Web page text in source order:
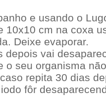
e usando o
10x10 cm na coxa
Deixe evaporar.
depois vai
o seu organisma
repita 30 dias
fôr